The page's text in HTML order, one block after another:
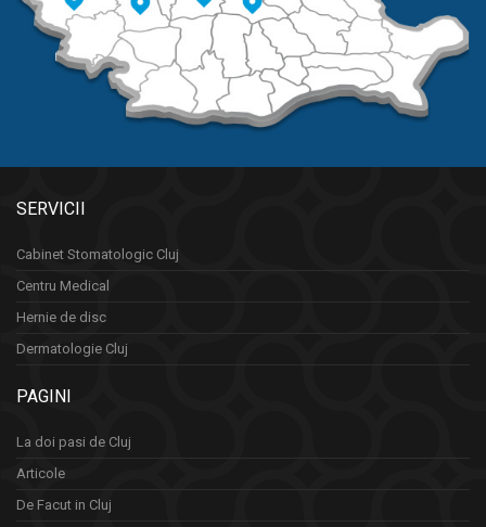
SERVICII
Cabinet Stomatologic Cluj
Centru Medical
Hernie de disc
Dermatologie Cluj
PAGINI
La doi pasi de Cluj
Articole
De Facut in Cluj